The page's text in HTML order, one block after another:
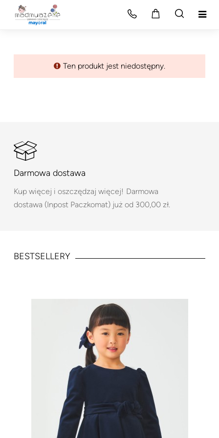
Ten produkt jest niedostępny.
Darmowa dostawa
Kup więcej i oszczędzaj więcej! Darmowa
dostawa (Inpost Paczkomat) już od 300,00 zł.
BESTSELLERY